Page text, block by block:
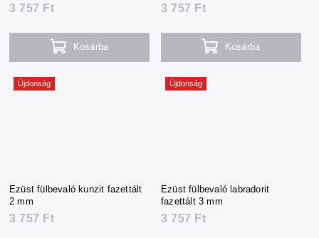
3 757 Ft
Kosárba
3 757 Ft
Kosárba
Újdonság
Ezüst fülbevaló kunzit fazettált
2 mm
3 757 Ft
Újdonság
Ezüst fülbevaló labradorit
fazettált 3 mm
3 757 Ft